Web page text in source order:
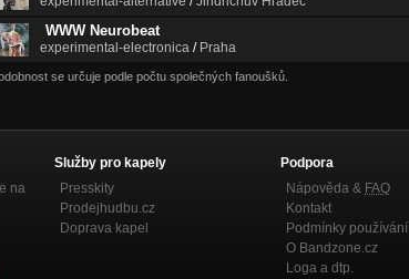
WWW Neurobeat
experimental-electronica / Praha
se určuje podle počtu společných fanoušků.
na
Služby pro kapely
Presskity
Prodejhudbu.cz
Doprava kapel
Podpora
Nápověda & FAQ
Kontakt
Podmínky používání
O Bandzone.cz
Loga a dtp.